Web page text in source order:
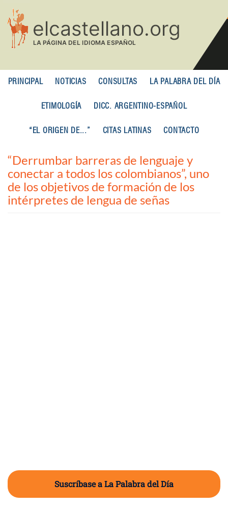
contenido
principal
PRINCIPAL NOTICIAS CONSULTAS LA PALABRA DEL DÍA
ETIMOLOGÍA DICC. ARGENTINO-ESPAÑOL
“EL ORIGEN DE...” CITAS LATINAS CONTACTO
“Derrumbar barreras de lenguaje y
conectar a todos los colombianos”, uno
de los objetivos de formación de los
intérpretes de lengua de señas
Suscríbase a La Palabra del Día